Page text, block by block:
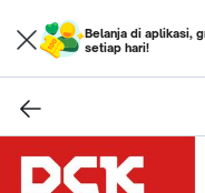
Belanja di aplikasi,
setiap hari!